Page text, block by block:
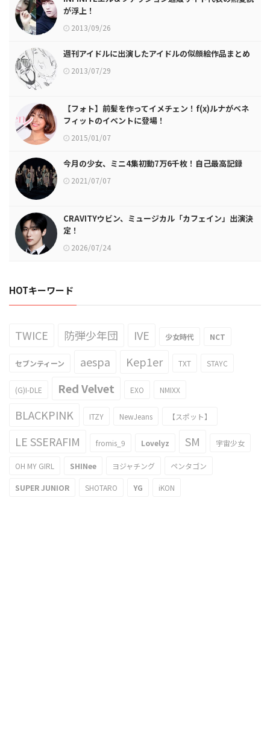
が浮上！
2013/09/26
週刊アイドルに出演したアイドルの似顔絵作品まとめ
2013/07/29
【フォト】前髪を作ってイメチェン！f(x)ルナがベネ
フィットのイベントに登場！
2015/01/07
今月の少女、ミニ4集初動7万6千枚！自己最高記録
2021/07/07
CRAVITYウビン、ミュージカル「カフェイン」出演決
定！
2026/07/24
HOTキーワード
TWICE 防弾少年団 IVE 少女時代 NCT
セブンティーン aespa Kep1er TXT STAYC
(G)I-DLE Red Velvet EXO NMIXX
BLACKPINK ITZY NewJeans 【スポット】
LE SSERAFIM fromis_9 Lovelyz SM 宇宙少女
OH MY GIRL SHINee ヨジャチング ペンタゴン
SUPER JUNIOR SHOTARO YG iKON